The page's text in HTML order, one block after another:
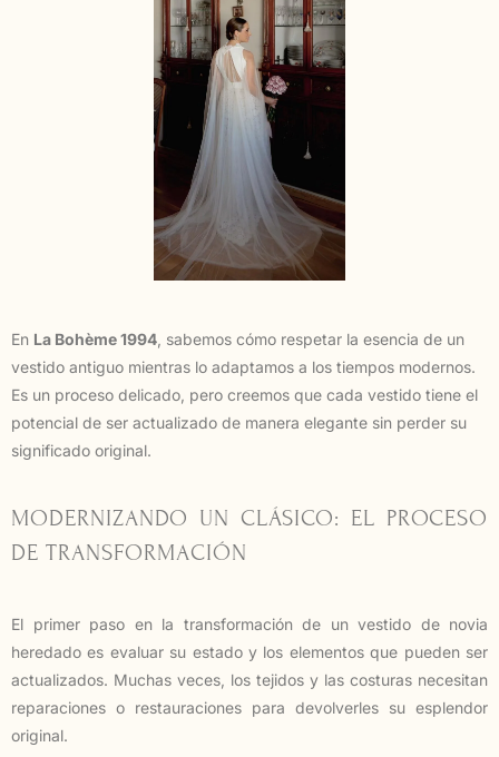
En La Bohème 1994 , sabemos cómo respetar la esencia de un
vestido antiguo mientras lo adaptamos a los tiempos modernos.
Es un proceso delicado, pero creemos que cada vestido tiene el
potencial de ser actualizado de manera elegante sin perder su
significado original.
MODERNIZANDO UN CLÁSICO: EL PROCESO
DE TRANSFORMACIÓN
El primer paso en la transformación de un vestido de novia
heredado es evaluar su estado y los elementos que pueden ser
actualizados. Muchas veces, los tejidos y las costuras necesitan
reparaciones o restauraciones para devolverles su esplendor
original.